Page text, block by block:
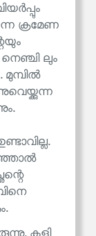
ക്രമേണ
ലും